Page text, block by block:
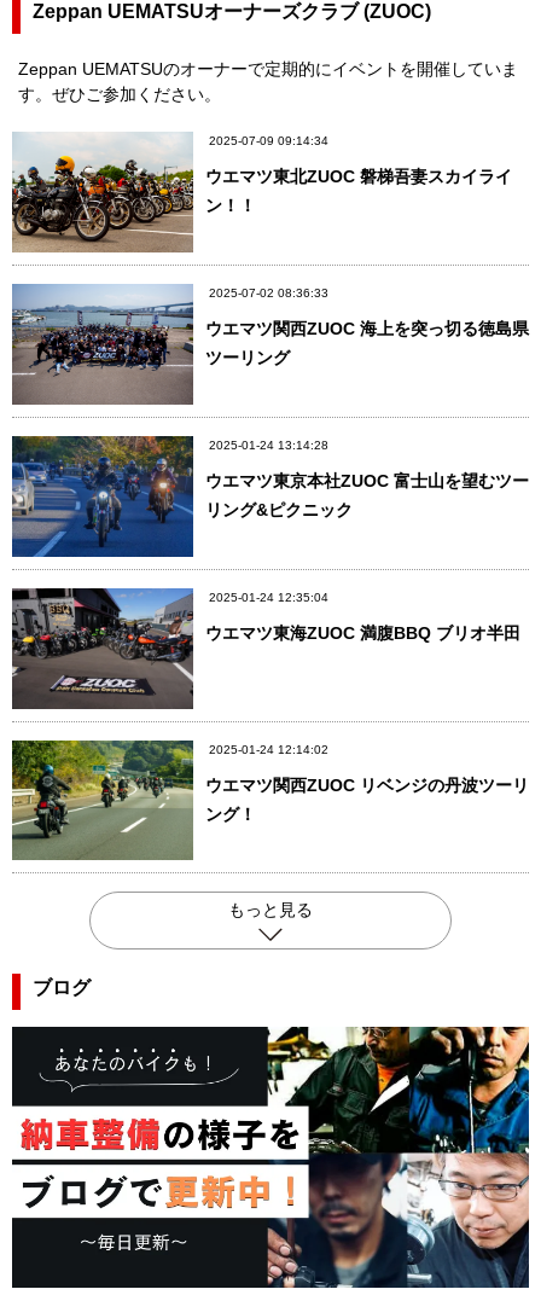
Zeppan UEMATSUオーナーズクラブ (ZUOC)
Zeppan UEMATSUのオーナーで定期的にイベントを開催していま
す。ぜひご参加ください。
2025-07-09 09:14:34
ウエマツ東北ZUOC 磐梯吾妻スカイライ
ン！！
2025-07-02 08:36:33
ウエマツ関西ZUOC 海上を突っ切る徳島県
ツーリング
2025-01-24 13:14:28
ウエマツ東京本社ZUOC 富士山を望むツー
リング&ピクニック
2025-01-24 12:35:04
ウエマツ東海ZUOC 満腹BBQ ブリオ半田
2025-01-24 12:14:02
ウエマツ関西ZUOC リベンジの丹波ツーリ
ング！
もっと見る
ブログ